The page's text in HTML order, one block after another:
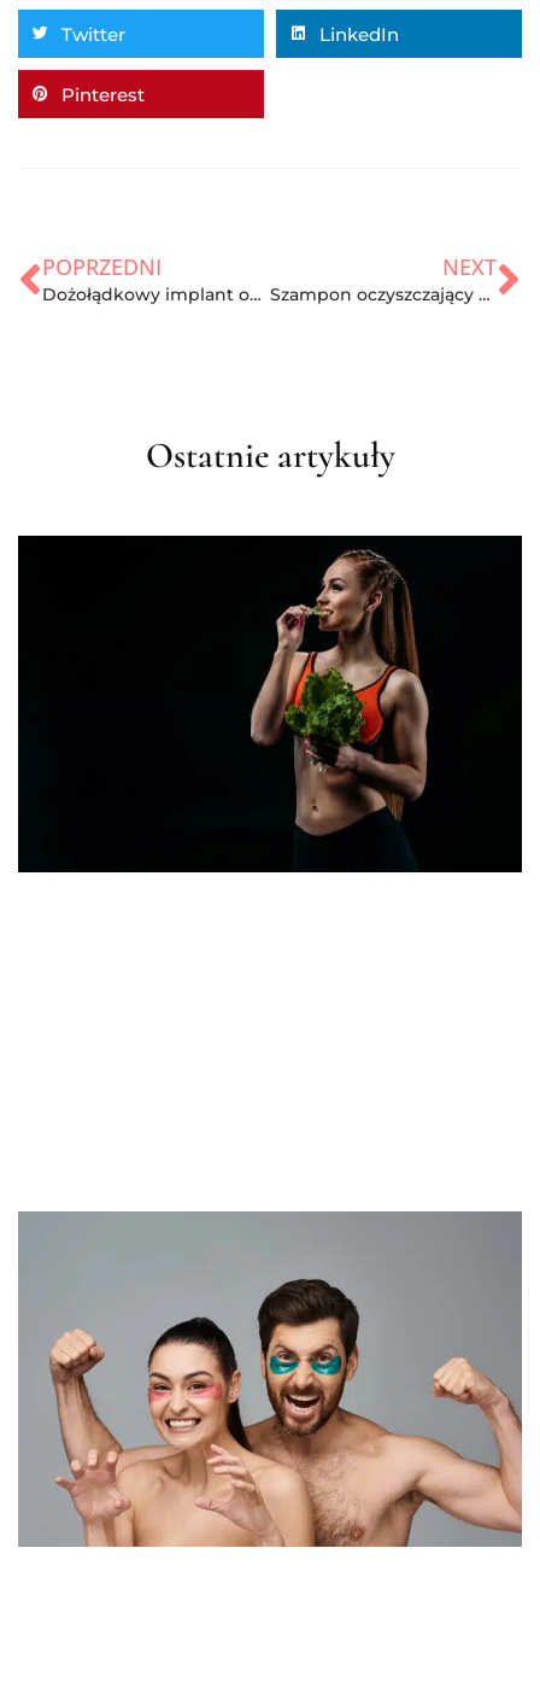
Twitter LinkedIn
Pinterest
POPRZEDNI
Dożołądkowy implant odchudzający – czy działa?
NEXT
Szampon oczyszczający – 4 powody dla których warto go stosować.
Ostatnie artykuły